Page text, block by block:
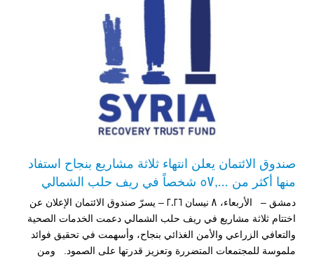
صندوق الائتمان يعلن انتهاء ثلاثة مشاريع بنجاح استفاد
منها أكثر من 57,000 شخصاً في ريف حلب الشمالي
دمشق – الأربعاء، 8 نيسان 2026 – يسرّ صندوق الائتمان الإعلان عن
اختتام ثلاثة مشاريع في ريف حلب الشمالي دعمت الخدمات الصحية
والتعافي الزراعي والأمن الغذائي بنجاح، وأسهمت في تحقيق فوائد
ملموسة للمجتمعات المتضررة وتعزيز قدرتها على الصمود. ومن